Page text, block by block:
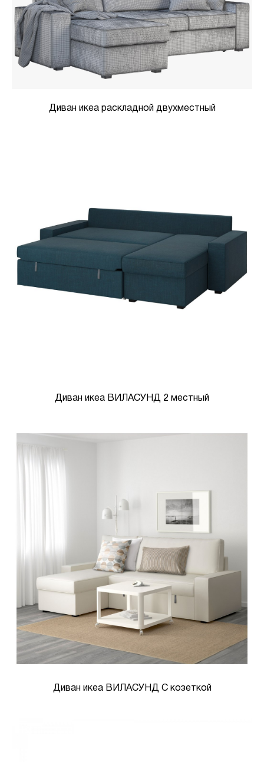
Диван икеа раскладной двухместный
Диван икеа ВИЛАСУНД 2 местный
Диван икеа ВИЛАСУНД С козеткой